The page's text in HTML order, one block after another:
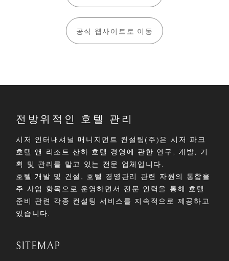
공식 웹사이트로 이동
전방위적인 호텔 관리
시저 인터내셔널 매니지먼트 컨설팅(주)은 시저 파크
호텔 앤 리조트 산하 호텔 경영에 관한 연구, 개발, 기
획 및 관리를 맡고 있는 전문 업체입니다.
호텔 개발 및 건설, 호텔 경영관리 관련 자원의 통합을
주 사업 항목으로 운영하면서 전문 인력을 통해 호텔
준비 관련 각종 컨설팅 서비스를 지속적으로 제공하고
있습니다.
SITEMAP